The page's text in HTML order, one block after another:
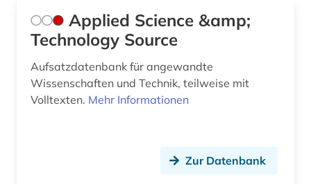
gebrauchsmusterrecherche (3)
gebrauchsmusterrecht (5)
gefahrstoffe (1)
gefährdungsklasse (1)
geisteswissenschaften (14)
Applied Science &amp;
Technology Source
Aufsatzdatenbank für angewandte
Wissenschaften und Technik, teilweise mit
Volltexten. Mehr Informationen
Zur Datenbank